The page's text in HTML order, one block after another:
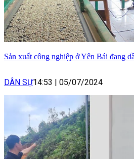
Sản xuất công nghiệp ở Yên Bái đang
DÂN SỰ14:53 | 05/07/2024